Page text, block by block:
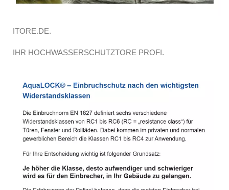
ITORE.DE.
IHR HOCHWASSERSCHUTZTORE PROFI.